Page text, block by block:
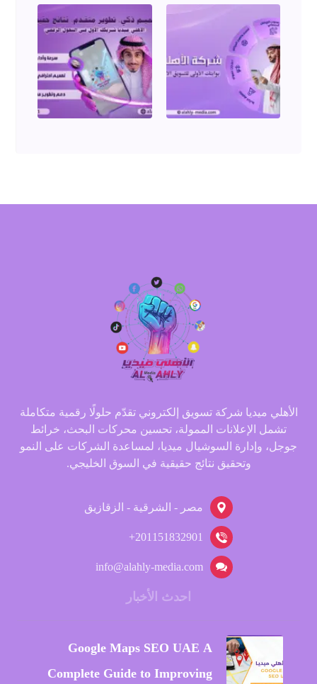
الأهلي ميديا شركة تسويق إلكتروني تقدّم حلولًا رقمية متكاملة
تشمل الإعلانات الممولة، تحسين محركات البحث، خرائط
جوجل، وإدارة السوشيال ميديا، لمساعدة الشركات على النمو
وتحقيق نتائج حقيقية في السوق الخليجي.
مصر - الشرقية - الزقازيق
201151832901+
info@alahly-media.com
احدث الأخبار
Google Maps SEO UAE A
Complete Guide to Improving